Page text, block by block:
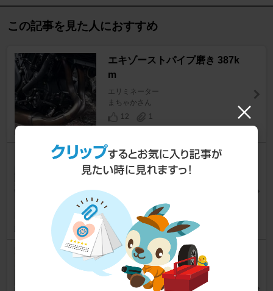
この記事を見た人におすすめ
エキゾーストパイプ磨き 387k
m
エリミネーター
まちゃかさん
12
1
タイヤ交換
エリミネーター
10
エンジンオイル交換 1,354km
エリミネーター
まちゃかさん